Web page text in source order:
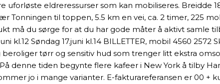
eldreressurser som kan mobiliseres. Breidde
Tonningen til toppen, 5.5 km en vei, ca. 2 timer, 225
må du sørge for at du har gode måter å aktivt samle
kl.12 Søndag 17.juni kl.14 BILLETTER, mobil 4560
tørr og sensitiv hud som trenger litt ekstra
denne tiden begynte flere kafeer i New York å tilby
jo i mange varianter. E-fakturareferansen er 00 +